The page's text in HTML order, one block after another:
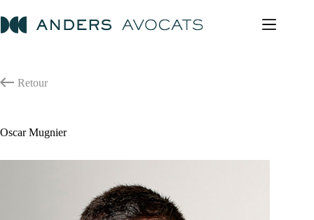
au
contenu
Retour
Oscar Mugnier